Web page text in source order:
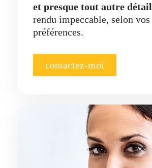
et presque tout autre détail
rendu impeccable, selon vos
préférences.
contactez-moi